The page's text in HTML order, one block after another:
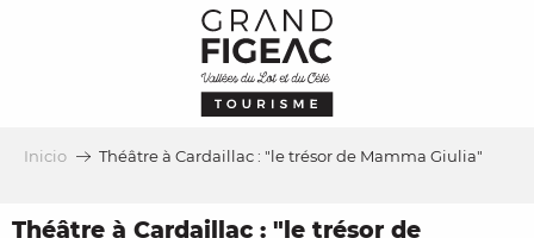
Inicio Théâtre à Cardaillac : "le trésor de Mamma Giulia"
Théâtre à Cardaillac : "le trésor de